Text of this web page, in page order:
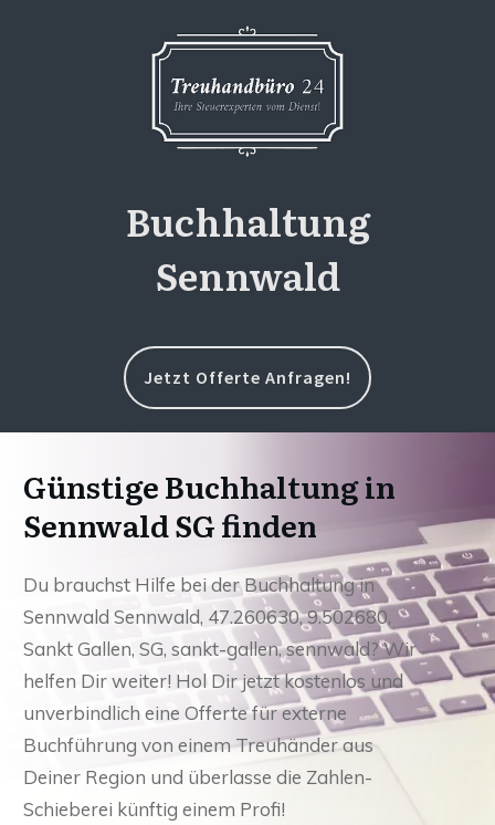
Buchhaltung
Sennwald
Jetzt Offerte Anfragen!
Günstige Buchhaltung in
Sennwald SG finden
Du brauchst Hilfe bei der Buchhaltung in
Sennwald Sennwald, 47.260630, 9.502680,
Sankt Gallen, SG, sankt-gallen, sennwald? Wir
helfen Dir weiter! Hol Dir jetzt kostenlos und
unverbindlich eine Offerte für externe
Buchführung von einem Treuhänder aus
Deiner Region und überlasse die Zahlen-
Schieberei künftig einem Profi!